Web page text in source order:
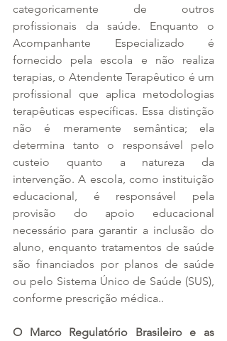
categoricamente de outros
profissionais da saúde. Enquanto o
Acompanhante Especializado é
fornecido pela escola e não realiza
terapias, o Atendente Terapêutico é um
profissional que aplica metodologias
terapêuticas específicas. Essa distinção
não é meramente semântica; ela
determina tanto o responsável pelo
custeio quanto a natureza da
intervenção. A escola, como instituição
educacional, é responsável pela
provisão do apoio educacional
necessário para garantir a inclusão do
aluno, enquanto tratamentos de saúde
são financiados por planos de saúde
ou pelo Sistema Único de Saúde (SUS),
conforme prescrição médica..
O Marco Regulatório Brasileiro e as